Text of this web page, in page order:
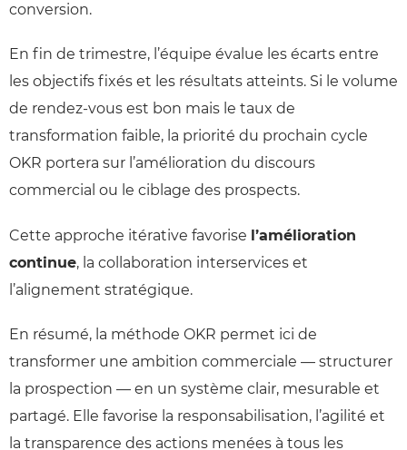
conversion.
En fin de trimestre, l’équipe évalue les écarts entre
les objectifs fixés et les résultats atteints. Si le volume
de rendez-vous est bon mais le taux de
transformation faible, la priorité du prochain cycle
OKR portera sur l’amélioration du discours
commercial ou le ciblage des prospects.
Cette approche itérative favorise l’amélioration
continue, la collaboration interservices et
l’alignement stratégique.
En résumé, la méthode OKR permet ici de
transformer une ambition commerciale — structurer
la prospection — en un système clair, mesurable et
partagé. Elle favorise la responsabilisation, l’agilité et
la transparence des actions menées à tous les